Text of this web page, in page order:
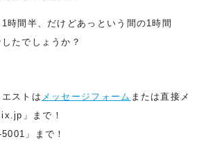
時間半、だけどあっという間の1時間
たでしょうか？
ストは メッセージフォーム または直接メ
」まで！
」まで！